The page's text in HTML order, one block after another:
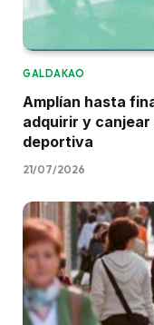
GALDAKAO
Amplían hasta
adquirir y
deportiva
21/07/2026